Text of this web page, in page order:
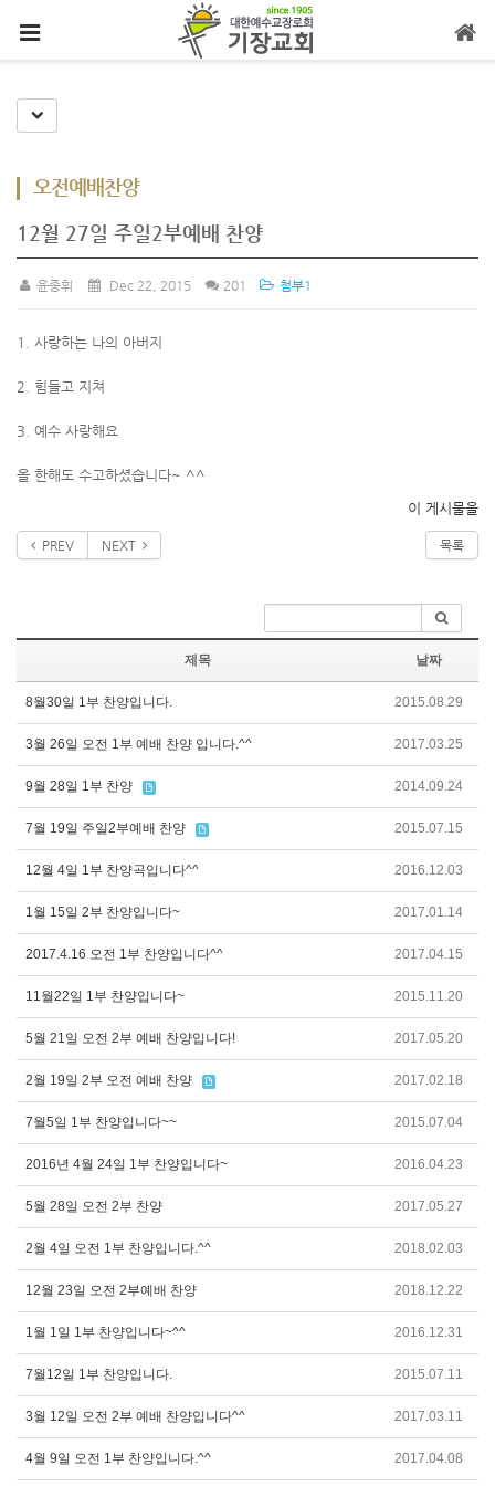
Toggle Dropdown
오전예배찬양
12월 27일 주일2부예배 찬양
윤종휘 Dec 22, 2015 201 첨부1
1. 사랑하는 나의 아버지
2. 힘들고 지쳐
3. 예수 사랑해요
올 한해도 수고하셨습니다~ ^^
이 게시물을
PREV NEXT 목록
제목 날짜
8월30일 1부 찬양입니다. 2015.08.29
3월 26일 오전 1부 예배 찬양 입니다.^^ 2017.03.25
9월 28일 1부 찬양 2014.09.24
7월 19일 주일2부예배 찬양 2015.07.15
12월 4일 1부 찬양곡입니다^^ 2016.12.03
1월 15일 2부 찬양입니다~ 2017.01.14
2017.4.16 오전 1부 찬양입니다^^ 2017.04.15
11월22일 1부 찬양입니다~ 2015.11.20
5월 21일 오전 2부 예배 찬양입니다! 2017.05.20
2월 19일 2부 오전 예배 찬양 2017.02.18
7월5일 1부 찬양입니다~~ 2015.07.04
2016년 4월 24일 1부 찬양입니다~ 2016.04.23
5월 28일 오전 2부 찬양 2017.05.27
2월 4일 오전 1부 찬양입니다.^^ 2018.02.03
12월 23일 오전 2부예배 찬양 2018.12.22
1월 1일 1부 찬양입니다~^^ 2016.12.31
7월12일 1부 찬양입니다. 2015.07.11
3월 12일 오전 2부 예배 찬양입니다^^ 2017.03.11
4월 9일 오전 1부 찬양입니다.^^ 2017.04.08